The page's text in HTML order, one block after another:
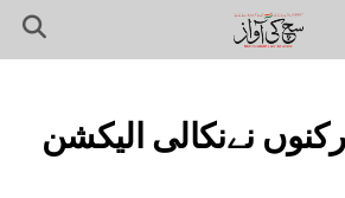
نےنکالی الیکشن